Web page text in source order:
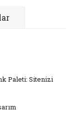
Paleti: Sitenizi